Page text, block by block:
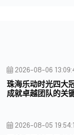
2026-08-06
珠海乐动时光四大
成就卓越团队的关
2026-08-05